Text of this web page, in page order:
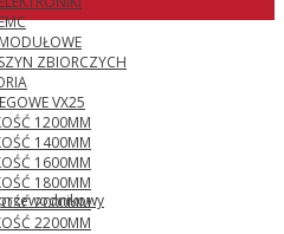
ZBIORCZYCH
VX25
1200MM
1400MM
1600MM
1800MM
2000MM
2200MM